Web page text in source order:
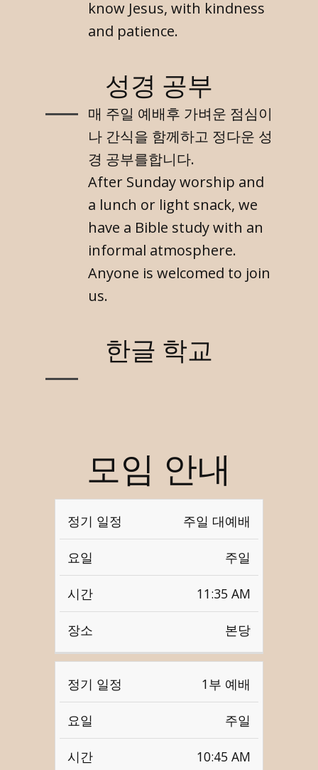
know Jesus, with kindness
and patience.
성경 공부
매 주일 예배후 가벼운 점심이
나 간식을 함께하고 정다운 성
경 공부를합니다.
After Sunday worship and
a lunch or light snack, we
have a Bible study with an
informal atmosphere.
Anyone is welcomed to join
us.
한글 학교
모임 안내
정
기
일
정
요
시
장
주일 대예배
주일
11:35 AM
본당
1부 예배
주일
10:45 AM